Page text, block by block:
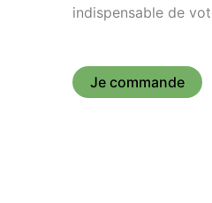
indispensable de
Je commande